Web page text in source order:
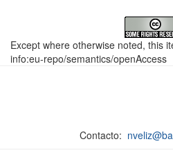
Except where otherwise noted, this
info:eu-repo/semantics/openAccess
Contacto: